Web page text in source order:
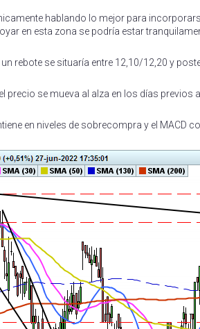
hablando lo mejor para
en esta zona se podría estar
rebote se situaría entre 12,10/12,20 y
precio se mueva al alza en los días
en niveles de sobrecompra y el MACD